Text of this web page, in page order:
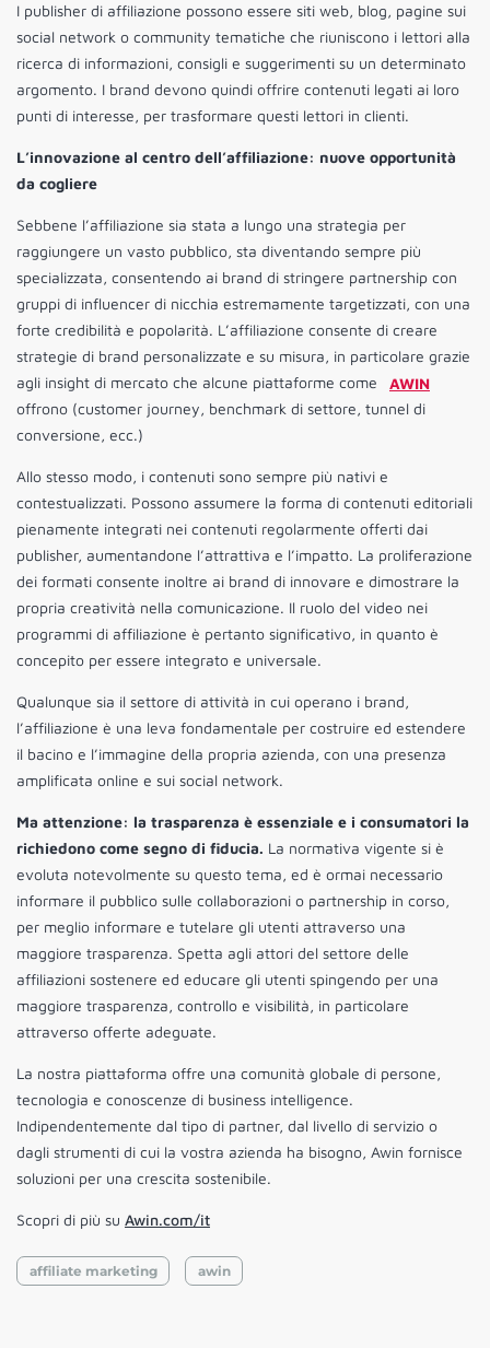
I publisher di affiliazione possono essere siti web, blog, pagine sui
social network o community tematiche che riuniscono i lettori alla
ricerca di informazioni, consigli e suggerimenti su un determinato
argomento. I brand devono quindi offrire contenuti legati ai loro
punti di interesse, per trasformare questi lettori in clienti.
L’innovazione al centro dell’affiliazione: nuove opportunità
da cogliere
Sebbene l’affiliazione sia stata a lungo una strategia per
raggiungere un vasto pubblico, sta diventando sempre più
specializzata, consentendo ai brand di stringere partnership con
gruppi di influencer di nicchia estremamente targetizzati, con una
forte credibilità e popolarità. L’affiliazione consente di creare
strategie di brand personalizzate e su misura, in particolare grazie
agli insight di mercato che alcune piattaforme come
AWIN
offrono (customer journey, benchmark di settore, tunnel di
conversione, ecc.)
Allo stesso modo, i contenuti sono sempre più nativi e
contestualizzati. Possono assumere la forma di contenuti editoriali
pienamente integrati nei contenuti regolarmente offerti dai
publisher, aumentandone l’attrattiva e l’impatto. La proliferazione
dei formati consente inoltre ai brand di innovare e dimostrare la
propria creatività nella comunicazione. Il ruolo del video nei
programmi di affiliazione è pertanto significativo, in quanto è
concepito per essere integrato e universale.
Qualunque sia il settore di attività in cui operano i brand,
l’affiliazione è una leva fondamentale per costruire ed estendere
il bacino e l’immagine della propria azienda, con una presenza
amplificata online e sui social network.
Ma attenzione: la trasparenza è essenziale e i consumatori la
richiedono come segno di fiducia. La normativa vigente si è
evoluta notevolmente su questo tema, ed è ormai necessario
informare il pubblico sulle collaborazioni o partnership in corso,
per meglio informare e tutelare gli utenti attraverso una
maggiore trasparenza. Spetta agli attori del settore delle
affiliazioni sostenere ed educare gli utenti spingendo per una
maggiore trasparenza, controllo e visibilità, in particolare
attraverso offerte adeguate.
La nostra piattaforma offre una comunità globale di persone,
tecnologia e conoscenze di business intelligence.
Indipendentemente dal tipo di partner, dal livello di servizio o
dagli strumenti di cui la vostra azienda ha bisogno, Awin fornisce
soluzioni per una crescita sostenibile.
Scopri di più su Awin.com/it
affiliate marketing awin